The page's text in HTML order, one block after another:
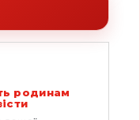
родинам